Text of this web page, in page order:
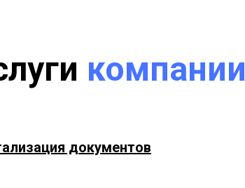
компании
документов